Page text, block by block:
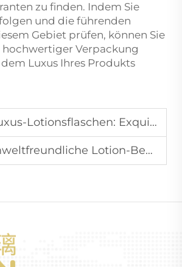
zu finden. Indem Sie
und die führenden
Gebiet prüfen, können Sie
hochwertiger Verpackung
Luxus Ihres Produkts
Lotionsflaschen: Exquisite Handwerkskunst, High-End-Preise
Lotion-Behälter: Geeignet für umweltbewusste Verbraucher, erhältlich in wiederverwendbaren oder Einweg-Ausführungen